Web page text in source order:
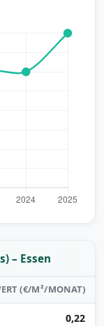
– Essen
(€/M²/MONAT)
0,22